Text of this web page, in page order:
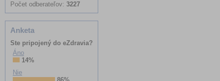
Počet odberateľov: 3227
Anketa
Ste pripojený do eZdravia?
Áno
14%
Nie